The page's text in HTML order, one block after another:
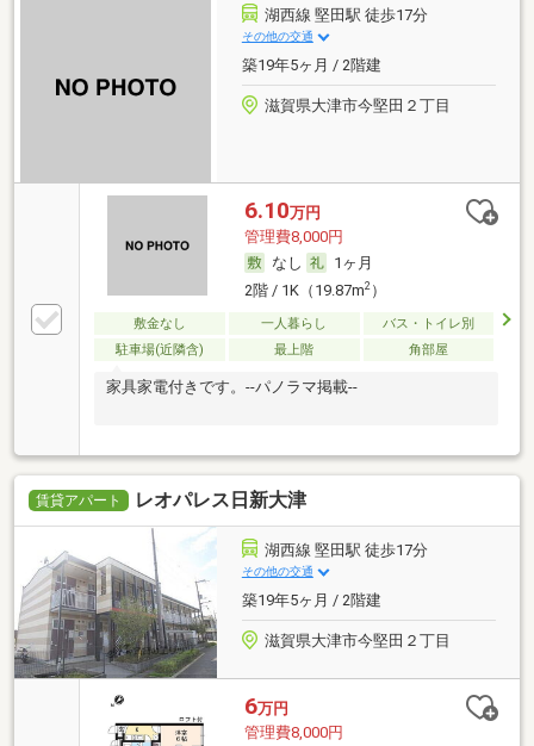
湖西線 堅田駅 徒歩17分
その他の交通
築19年5ヶ月 / 2階建
滋賀県大津市今堅田２丁目
6.10万円
管理費8,000円
なし
1ヶ月
2階 / 1K（19.87m2）
敷金なし 一人暮らし
バス・トイレ別
駐車場(近隣含)
最上階 角部屋
家具家電付きです。--パノラマ掲載--
賃貸アパート レオパレス日新大津
湖西線 堅田駅 徒歩17分
その他の交通
築19年5ヶ月 / 2階建
滋賀県大津市今堅田２丁目
6万円
管理費8,000円